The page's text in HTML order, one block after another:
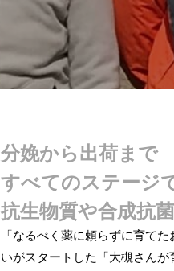
分娩から出荷まで
すべてのステージ
抗生物質や合成抗
「なるべく薬に頼らずに育て
いがスタートした「大槻さん